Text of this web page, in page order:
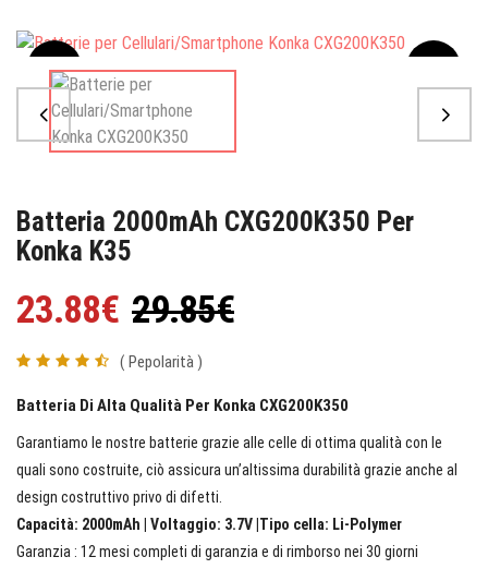
Sale
Batteria 2000mAh CXG200K350 Per
Konka K35
23.88€ 29.85€
( Pepolarità )
Batteria Di Alta Qualità Per Konka CXG200K350
Garantiamo le nostre batterie grazie alle celle di ottima qualità con le
quali sono costruite, ciò assicura un’altissima durabilità grazie anche al
design costruttivo privo di difetti.
Capacità: 2000mAh | Voltaggio: 3.7V |Tipo cella: Li-Polymer
Garanzia : 12 mesi completi di garanzia e di rimborso nei 30 giorni